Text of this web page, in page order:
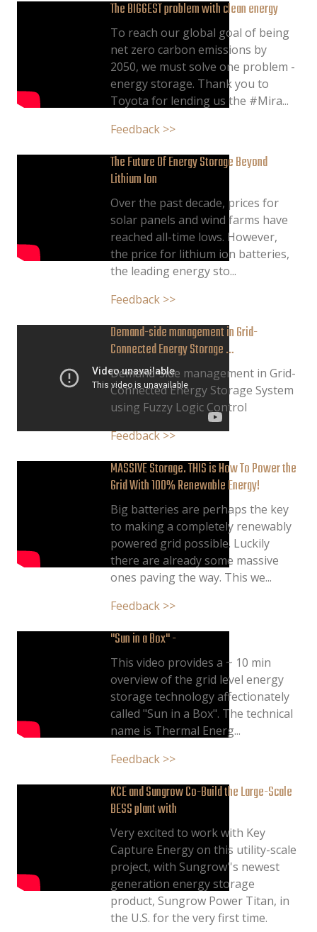
The BIGGEST problem with clean energy
To reach our global goal of being
net zero carbon emissions by
2050, we must solve one problem -
energy storage. Thank you to
Toyota for lending us the #Mira...
Feedback >>
The Future Of Energy Storage Beyond
Lithium Ion
Over the past decade, prices for
solar panels and wind farms have
reached all-time lows. However,
the price for lithium ion batteries,
the leading energy sto...
Feedback >>
Demand-side management in Grid-
Connected Energy Storage …
Demand-side management in Grid-
Connected Energy Storage System
using Fuzzy Logic Control
Feedback >>
MASSIVE Storage. THIS is How To Power the
Grid With 100% Renewable Energy!
Big batteries are perhaps the key
to making a completely renewably
powered grid possible. Luckily
there are already some massive
ones paving the way. This we...
Feedback >>
"Sun in a Box" -
This video provides a ~ 10 min
overview of the grid level energy
storage technology affectionately
called "Sun in a Box". The technical
name is Thermal Energ...
Feedback >>
KCE and Sungrow Co-Build the Large-Scale
BESS plant with
Very excited to work with Key
Capture Energy on this utility-scale
project, with Sungrow''s newest
generation energy storage
product, Sungrow Power Titan, in
the U.S. for the very first time.